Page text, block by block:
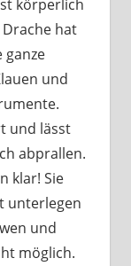
körperlich
hat
ganze
und
und lässt
abprallen.
klar! Sie
unterlegen
und
möglich.